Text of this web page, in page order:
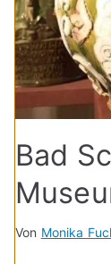
Bad
Von Monika